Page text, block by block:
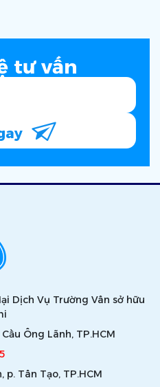
tư vấn
Dịch Vụ Trường Vân sở hữu
Ông Lãnh, TP.HCM
p. Tân Tạo, TP.HCM